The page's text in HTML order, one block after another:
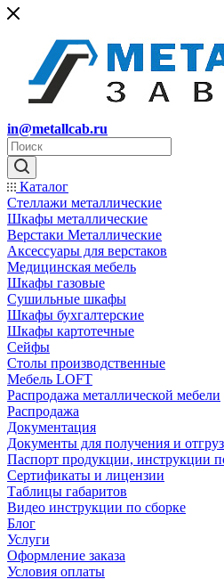
in@metallcab.ru
Каталог
Стеллажи металлические
Шкафы металлические
Верстаки Металлические
Аксессуары для верстаков
Медицинская мебель
Шкафы газовые
Сушильные шкафы
Шкафы бухгалтерские
Шкафы картотечные
Сейфы
Столы производственные
Мебель LOFT
Распродажа металлической мебели
Распродажа
Документация
Документы для получения и
Паспорт продукции, инструкции
Сертификаты и лицензии
Таблицы габаритов
Видео инструкции по сборке
Блог
Услуги
Оформление заказа
Условия оплаты